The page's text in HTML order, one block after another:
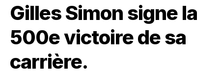
Gilles Simon signe la
500e victoire de sa
carrière.